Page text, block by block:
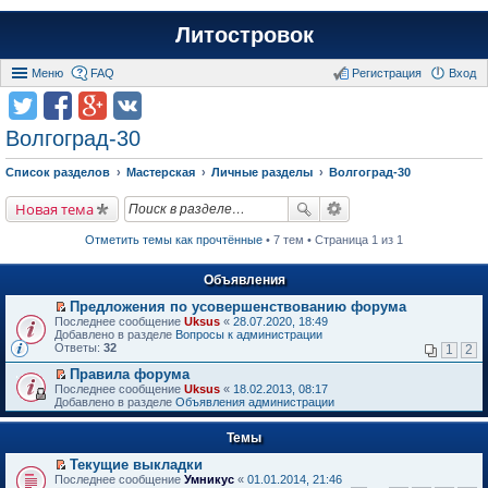
Литостровок
Меню FAQ Вход
Регистрация
Волгоград-30
Список разделов Мастерская Личные разделы Волгоград-30
Новая тема
Отметить темы как прочтённые • 7 тем • Страница 1 из 1
Объявления
П
е
р
й
т
и
к
п
в
о
Предложения по усовершенствованию форума
Последнее сообщение Uksus « 28.07.2020, 18:49
Добавлено в разделе Вопросы к администрации
Ответы: 32 1 2
П
е
р
е
т
и
к
Правила форума
Последнее сообщение Uksus « 18.02.2013, 08:17
Добавлено в разделе Объявления администрации
Темы
П
Текущие выкладки
Последнее сообщение Умникус « 01.01.2014, 21:46